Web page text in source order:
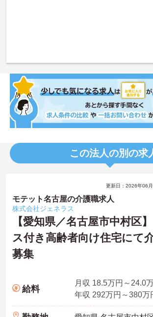
この法人の別の求
更新日：2026年06
モテット名古屋の介護職求人
株式会社ジェネラス
【愛知県／名古屋市中村区
ス付き高齢者向け住宅にて
募集
給料